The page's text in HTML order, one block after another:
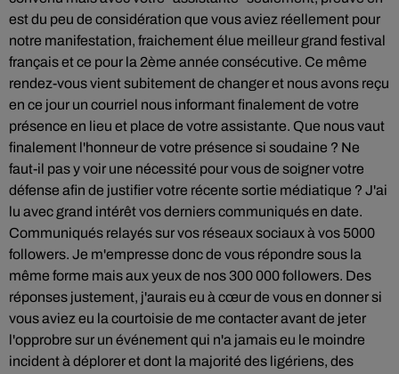
est du peu de considération que vous aviez réellement pour
notre manifestation, fraichement élue meilleur grand festival
français et ce pour la 2ème année consécutive. Ce même
rendez-vous vient subitement de changer et nous avons reçu
en ce jour un courriel nous informant finalement de votre
présence en lieu et place de votre assistante. Que nous vaut
finalement l'honneur de votre présence si soudaine ? Ne
faut-il pas y voir une nécessité pour vous de soigner votre
défense afin de justifier votre récente sortie médiatique ? J'ai
lu avec grand intérêt vos derniers communiqués en date.
Communiqués relayés sur vos réseaux sociaux à vos 5000
followers. Je m'empresse donc de vous répondre sous la
même forme mais aux yeux de nos 300 000 followers. Des
réponses justement, j'aurais eu à cœur de vous en donner si
vous aviez eu la courtoisie de me contacter avant de jeter
l'opprobre sur un événement qui n'a jamais eu le moindre
incident à déplorer et dont la majorité des ligériens, des